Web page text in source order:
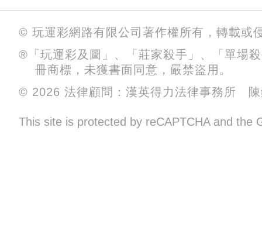
© 玩運彩網路有限公司著作權所有，轉載或
®「玩運彩及圖」、「莊家殺手」、「單場
冊商標，未獲書面同意，嚴禁盜用。
© 2026 法律顧問：漢英得力法律事務所 陳
This site is protected by reCAPTCHA and the